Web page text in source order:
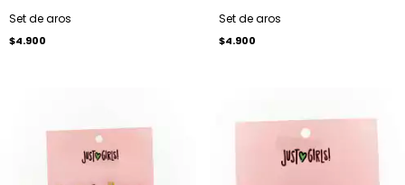
Set de aros
$4.900
Set de aros
$4.900